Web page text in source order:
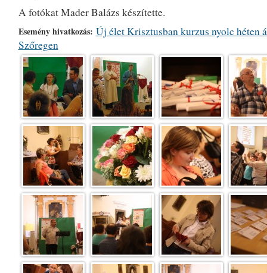
A fotókat Mader Balázs készítette.
Esemény hivatkozás: Új élet Krisztusban kurzus nyolc héten
Szőregen